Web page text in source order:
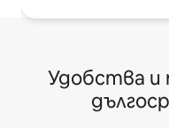
Удобства и